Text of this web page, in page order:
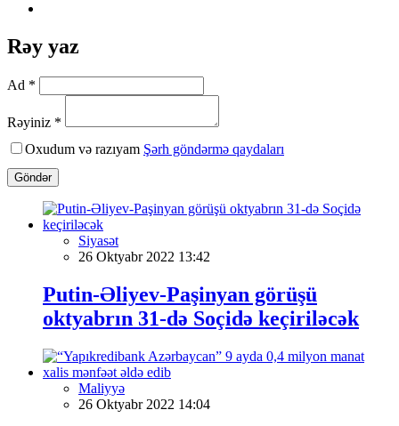
Rəy yaz
Ad *
Rəyiniz *
Oxudum və razıyam Şərh göndərmə qaydaları
Göndər
Siyasət
26 Oktyabr 2022 13:42
Putin-Əliyev-Paşinyan görüşü
oktyabrın 31-də Soçidə keçiriləcək
Maliyyə
26 Oktyabr 2022 14:04